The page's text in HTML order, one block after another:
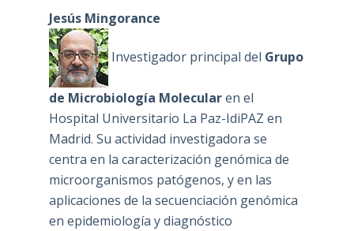
Jesús Mingorance
Investigador principal del Grupo
de Microbiología Molecularen el
Hospital Universitario La Paz-IdiPAZ en
Madrid. Su actividad investigadora se
centra en la caracterización genómica de
microorganismos patógenos, y en las
aplicaciones de la secuenciación genómica
en epidemiología y diagnóstico